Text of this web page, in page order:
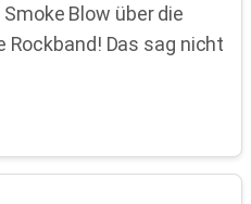
Blow über die
Das sag nicht